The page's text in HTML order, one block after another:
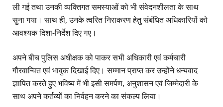
ली गई तथा उनकी व्यक्तिगत समस्याओं को भी संवेदनशीलता के साथ
सुना गया। साथ ही, उनके त्वरित निराकरण हेतु संबंधित अधिकारियों को
आवश्यक दिशा-निर्देश दिए गए।
अपने बीच पुलिस अधीक्षक को पाकर सभी अधिकारी एवं कर्मचारी
गौरवान्वित एवं भावुक दिखाई दिए। सम्मान प्राप्त कर उन्होंने धन्यवाद
ज्ञापित करते हुए भविष्य में भी इसी समर्पण, अनुशासन एवं जिम्मेदारी के
साथ अपने कर्तव्यों का निर्वहन करने का संकल्प लिया।